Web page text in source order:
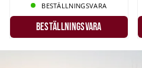
BESTÄLLNINGSVARA
Beställningsvara